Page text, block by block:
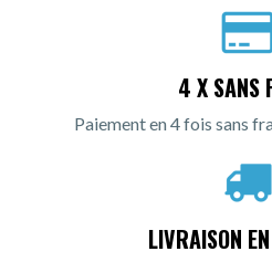
4 X SANS
Paiement en 4 fois sans
LIVRAISON